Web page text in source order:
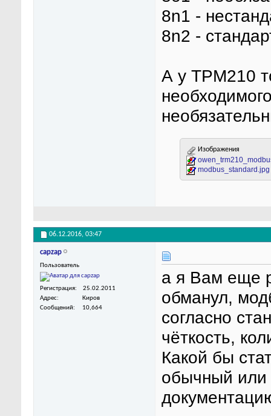
8n1 -
8n2 -
А у ТРМ210
Изображения
modbus_standard.jpg
06.12.2016, 03:47
capzap
Пользователь
Регистрация
25.02.2011
Адрес
Киров
Сообщений
10,664
а я Вам еще
обманул,
согласно
чёткость,
Какой бы
обычный или